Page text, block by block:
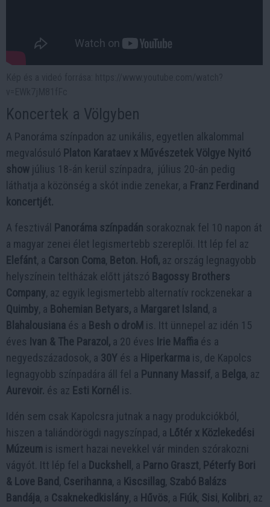
Koncertek a Völgyben
A Panoráma színpadon az unikális, egyetlen alkalommal
megvalósuló Platon Karataev x Művészetek Völgye Nyitó
show július 18-án kerül színpadra, július 20-án pedig
láthatja a közönség a skót indie zenekar, a Franz Ferdinand
koncertjét.
A fesztivál Panoráma színpadán sorakoznak fel 10 napon át
a magyar zenei élet legismertebb szereplői. Itt lép fel az
Elefánt, a Carson Coma, Beton. Hofi, az ország legnagyobb
helyszínein teltházak előtt játszó Bagossy Brothers
Company, az egyik legismertebb alternatív rockzenekar a
Quimby, a Bohemian Betyars, a Margaret Island, a
Blahalousiana és a Besh o droM is. Itt ünnepel az idén 15
éves Ivan & The Parazol, a 20 éves Irie Maffia és a
negyedszázadosok, a 30Y és a Hiperkarma is, de Kapolcs
legnagyobb színpadára áll fel a Punnany Massif, a Belga, az
Aurevoir. és az Esti Kornél is.
Idén sem csak Kapolcsra jutnak a nagy produkciókból,
hiszen a taliándörögdi nagyszínpad, a Lőtér x Közlekedési
Múzeum is ismert hazai nevekkel vár minden szórakozni
vágyót. Itt lép fel a Duckshell , a Parno Graszt, Péterfy Bori
& Love Band, Cserihanna, a Kiscsillag, Szabó Balázs
Bandája, a Csaknekedkislány, a Hűvös, a Fiúk, Sisi , Kolibri , az